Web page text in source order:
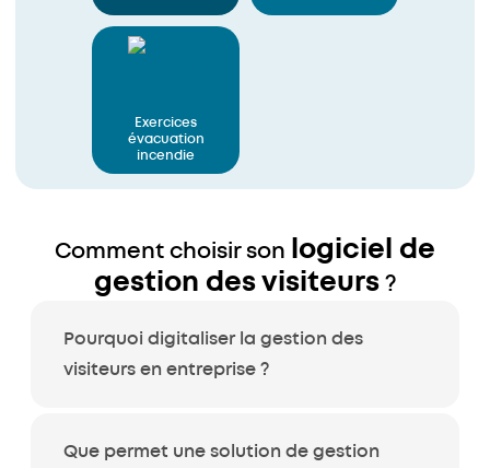
Exercices
évacuation
incendie
Comment choisir son
logiciel de
gestion des visiteurs?
Pourquoi digitaliser la gestion des
visiteurs en entreprise ?
Que permet une solution de gestion